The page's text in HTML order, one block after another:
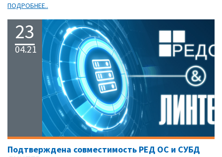
ПОДРОБНЕЕ..
23
04.21
Подтверждена совместимость РЕД ОС и СУБД